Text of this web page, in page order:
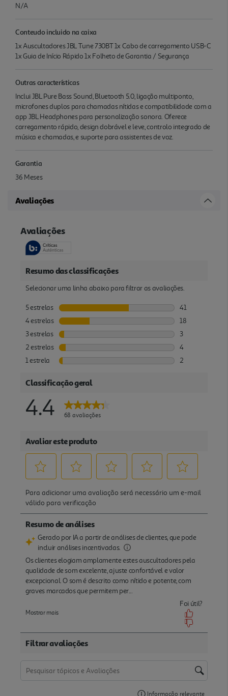
N/A
Conteudo incluido na caixa
1x Auscultadores JBL Tune 730BT 1x Cabo de carregamento USB-C
1x Guia de Início Rápido 1x Folheto de Garantia / Segurança
Outras características
Inclui JBL Pure Bass Sound, Bluetooth 5.0, ligação multiponto,
microfones duplos para chamadas nítidas e compatibilidade com a
app JBL Headphones para personalização sonora. Oferece
carregamento rápido, design dobrável e leve, controlo integrado de
música e chamadas, e suporte para assistentes de voz.
Garantia
36 Meses
Avaliações